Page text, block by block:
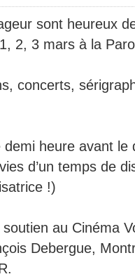
sont heureux
2, 3 mars à la
concerts,
heure avant le
d’un temps de
!)
au Cinéma
Debergue,